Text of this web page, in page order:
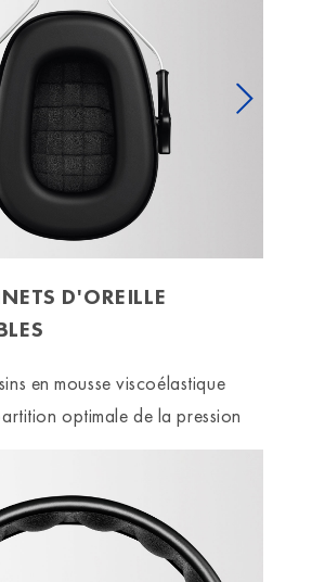
D'OREILLE
en mousse viscoélastique
optimale de la pression
Next